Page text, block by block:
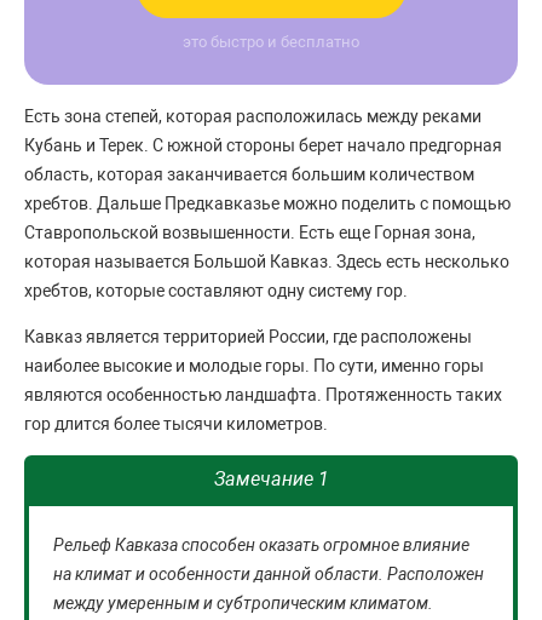
это быстро и бесплатно
Есть зона степей, которая расположилась между реками
Кубань и Терек. С южной стороны берет начало предгорная
область, которая заканчивается большим количеством
хребтов. Дальше Предкавказье можно поделить с помощью
Ставропольской возвышенности. Есть еще Горная зона,
которая называется Большой Кавказ. Здесь есть несколько
хребтов, которые составляют одну систему гор.
Кавказ является территорией России, где расположены
наиболее высокие и молодые горы. По сути, именно горы
являются особенностью ландшафта. Протяженность таких
гор длится более тысячи километров.
Замечание 1
Рельеф Кавказа способен оказать огромное влияние
на климат и особенности данной области. Расположен
между умеренным и субтропическим климатом.